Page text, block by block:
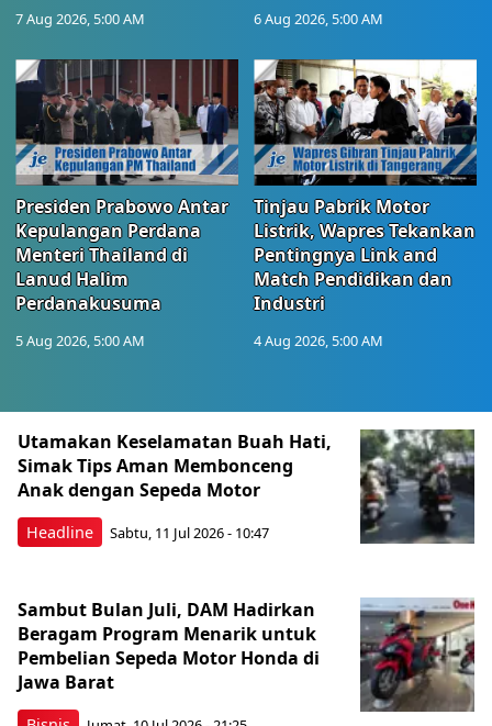
7 Aug 2026, 5:00 AM 6 Aug 2026, 5:00 AM
Presiden Prabowo Antar
Kepulangan Perdana
Menteri Thailand di
Lanud Halim
Perdanakusuma
5 Aug 2026, 5:00 AM
Tinjau Pabrik Motor
Listrik, Wapres Tekankan
Pentingnya Link and
Match Pendidikan dan
Industri
4 Aug 2026, 5:00 AM
Headline
Utamakan Keselamatan Buah Hati,
Simak Tips Aman Membonceng
Anak dengan Sepeda Motor
Sabtu, 11 Jul 2026 - 10:47
Sambut Bulan Juli, DAM Hadirkan
Beragam Program Menarik untuk
Pembelian Sepeda Motor Honda di
Jawa Barat